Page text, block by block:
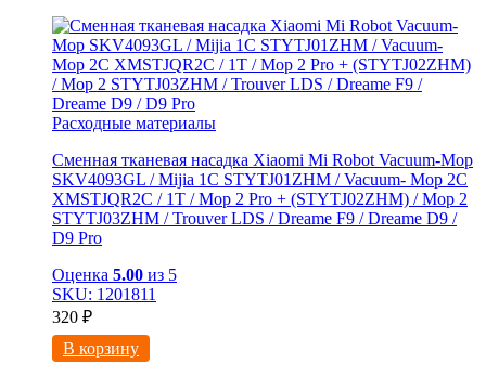
Расходные материалы
Сменная тканевая насадка Xiaomi Mi Robot Vacuum-Mop
SKV4093GL / Mijia 1C STYTJ01ZHM / Vacuum- Mop 2C
XMSTJQR2C / 1T / Mop 2 Pro + (STYTJ02ZHM) / Mop 2
STYTJ03ZHM / Trouver LDS / Dreame F9 / Dreame D9 /
D9 Pro
Оценка 5.00 из 5
SKU: 1201811
320 ₽
В корзину